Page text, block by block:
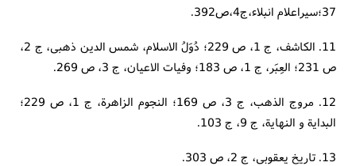
37؛سیراعلام انبلاء،ج4،ص392.
11. الکاشف، ج 1، ص 229؛ دُوَلُ الاسلام، شمس الدین ذهبی، ج 2،
ص 231؛ العِبَر، ج 1، ص 183؛ وفیات الاعیان، ج 3، ص 269.
12. مروج الذهب، ج 3، ص 169؛ النجوم الزاهرة، ج 1، ص 229؛
البدایة و النهایة، ج 9، ج 103.
13. تاریخ یعقوبی، ج 2، ص 303.